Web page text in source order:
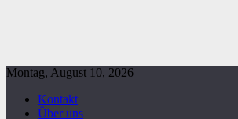
Montag, August 10, 2026
Kontakt
Über uns